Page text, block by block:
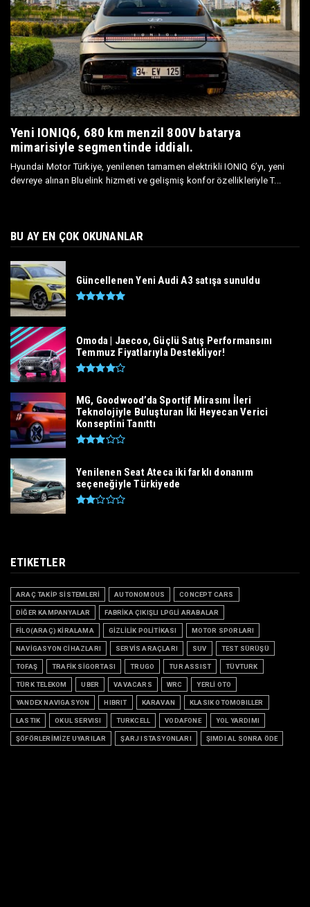
Yeni IONIQ6, 680 km menzil 800V batarya
mimarisiyle segmentinde iddialı.
Hyundai Motor Türkiye, yenilenen tamamen elektrikli IONIQ 6’yı, yeni
devreye alınan Bluelink hizmeti ve gelişmiş konfor özellikleriyle T...
BU AY EN ÇOK OKUNANLAR
Güncellenen Yeni Audi A3 satışa sunuldu
Omoda | Jaecoo, Güçlü Satış Performansını
Temmuz Fiyatlarıyla Destekliyor!
MG, Goodwood’da Sportif Mirasını İleri
Teknolojiyle Buluşturan İki Heyecan Verici
Konseptini Tanıttı
Yenilenen Seat Ateca iki farklı donanım
seçeneğiyle Türkiyede
ETIKETLER
ARAÇ TAKİP SİSTEMLERİ AUTONOMOUS CONCEPT CARS
DİĞER KAMPANYALAR FABRİKA ÇIKIŞLI LPGLİ ARABALAR
FİLO(ARAÇ) KİRALAMA GİZLİLİK POLİTİKASI MOTOR SPORLARI
NAVİGASYON CİHAZLARI SERVİS ARAÇLARI SUV TEST SÜRÜŞÜ
TOFAŞ TRAFİK SİGORTASI TRUGO TUR ASSIST TÜVTURK
TÜRK TELEKOM UBER VAVACARS WRC YERLİ OTO
YANDEX NAVIGASYON HIBRIT KARAVAN KLASIK OTOMOBILLER
LASTIK OKUL SERVISI TURKCELL VODAFONE YOL YARDIMI
ŞÖFÖRLERİMİZE UYARILAR ŞARJ ISTASYONLARI ŞIMDI AL SONRA ÖDE